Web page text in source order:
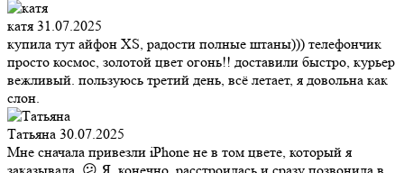
катя 31.07.2025
купила тут айфон XS, радости полные штаны))) телефончик
просто космос, золотой цвет огонь!! доставили быстро, курьер
вежливый. пользуюсь третий день, всё летает, я довольна как
слон.
Татьяна 30.07.2025
Мне сначала привезли iPhone не в том цвете, который я